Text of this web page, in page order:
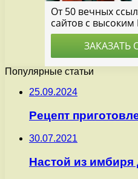
Популярные статьи
25.09.2024
Рецепт
30.07.2021
Настой из имбиря